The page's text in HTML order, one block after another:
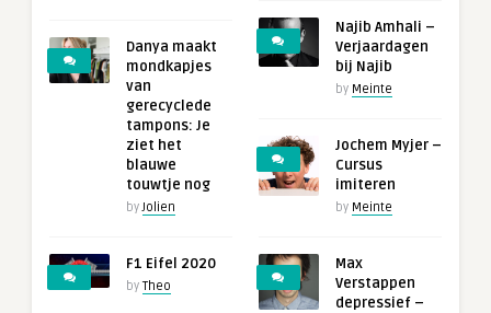
Danya maakt
mondkapjes
van
gerecyclede
tampons: Je
ziet het
blauwe
touwtje nog
byJolien
F1 Eifel 2020
by Theo
Najib Amhali –
Verjaardagen
bij Najib
by Meinte
Jochem Myjer –
Cursus
imiteren
by Meinte
Max
Verstappen
depressief –